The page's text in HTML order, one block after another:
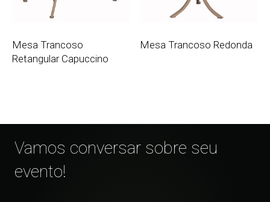
Mesa Trancoso
Retangular Capuccino
Mesa Trancoso Redonda
Vamos conversar sobre seu
evento!